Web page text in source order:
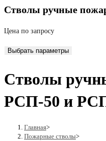
по
веб-
сайту
Стволы ручные
Цена по запросу
Выбрать параметры
Стволы
РСП-50 и
Главная>
Пожарные стволы>